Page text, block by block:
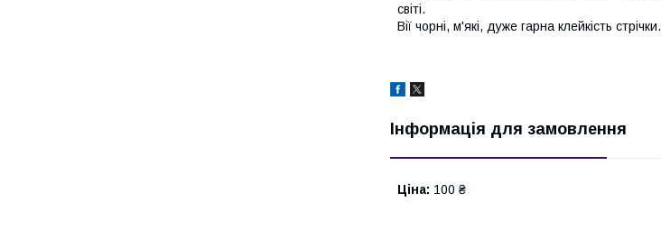
світі.
Вії чорні, м'які, дуже гарна клейкість стрічки.
Інформація для замовлення
Ціна: 100 ₴